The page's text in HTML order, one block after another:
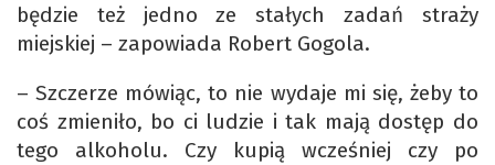
będzie też jedno ze stałych zadań straży
miejskiej – zapowiada Robert Gogola.
– Szczerze mówiąc, to nie wydaje mi się, żeby to
coś zmieniło, bo ci ludzie i tak mają dostęp do
tego alkoholu. Czy kupią wcześniej czy po